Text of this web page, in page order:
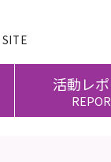
活動レ